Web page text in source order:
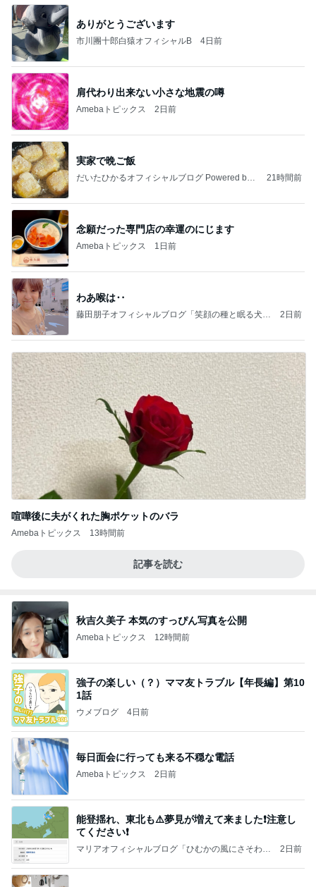
ありがとうございます
市川團十郎白猿オフィシャルB 4日前
肩代わり出来ない小さな地震の噂
Amebaトピックス 2日前
実家で晩ご飯
だいたひかるオフィシャルブログ Powered by
21時間前
念願だった専門店の幸運のにじます
Amebaトピックス 1日前
わあ喉は‥
藤田朋子オフィシャルブログ「笑顔の種と眠る犬」
2日前
喧嘩後に夫がくれた胸ポケットのバラ
Amebaトピックス 13時間前
記事を読む
秋吉久美子 本気のすっぴん写真を公開
Amebaトピックス 12時間前
強子の楽しい（？）ママ友トラブル【年長編】第10
1話
ウメブログ 4日前
毎日面会に行っても来る不穏な電話
Amebaトピックス 2日前
能登揺れ、東北も⚠️夢見が増えて来ました❗️注意し
てください❗️
マリアオフィシャルブログ「ひむかの風にさそわれ
2日前